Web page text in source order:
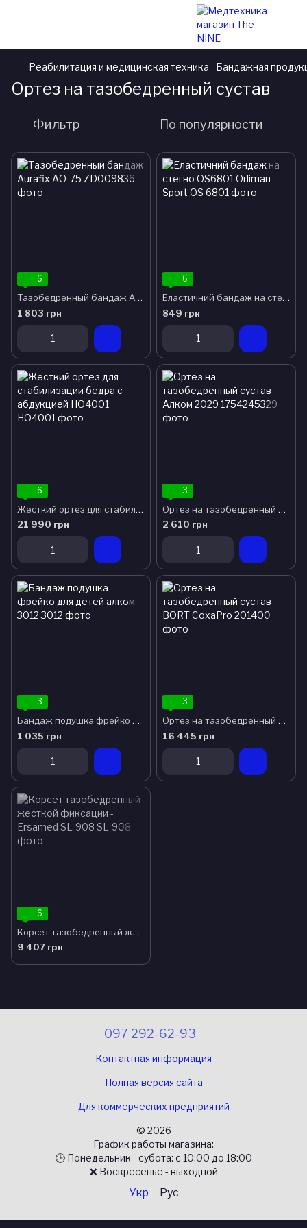
Реабилитация и медицинская техника Бандажная
Ортез на тазобедренный сустав
Фильтр По популярности
6
Тазобедренный бандаж Aurafix АО-75
1 803 грн
6
Еластичний бандаж на стегно OS6801 Orliman Sport
849 грн
6
Жесткий ортез для стабилизации бедра с абдукцией HO4001
21 990 грн
3
Ортез на тазобедренный сустав Алком 2029
2 610 грн
3
Бандаж подушка фрейко для детей алком 3012
1 035 грн
3
Ортез на тазобедренный сустав BORT CoxaPro
16 445 грн
6
Корсет тазобедренный жесткой фиксации - Ersamed SL-908
9 407 грн
097 292-62-93
Контактная информация
Полная версия сайта
Для коммерческих предприятий
© 2026
График работы магазина:
🕒 Понедельник - субота: с 10:00 до 18:00
❌ Воскресенье - выходной
Укр Рус